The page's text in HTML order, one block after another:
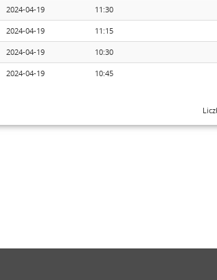
2024-04-19 11:30
2024-04-19 11:15
2024-04-19 10:30
2024-04-19 10:45